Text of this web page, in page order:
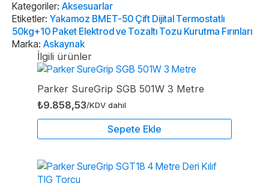
Termostatlı
50kg+10
Paket
Elektrod
ve
Tozaltı
Kurutma
Fırınları
Kategoriler: Aksesuarlar
Etiketler: Yakamoz BMET-50 Çift Dijital Termostatlı
50kg+10 Paket Elektrod ve Tozaltı Tozu Kurutma Fırınları
Marka: Askaynak
İlgili ürünler
Parker SureGrip SGB 501W 3 Metre
₺9.858,53/KDV dahil
Sepete Ekle